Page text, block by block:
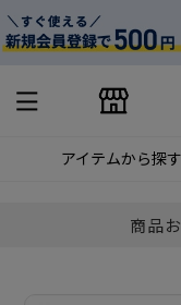
アイテムから探す
商品